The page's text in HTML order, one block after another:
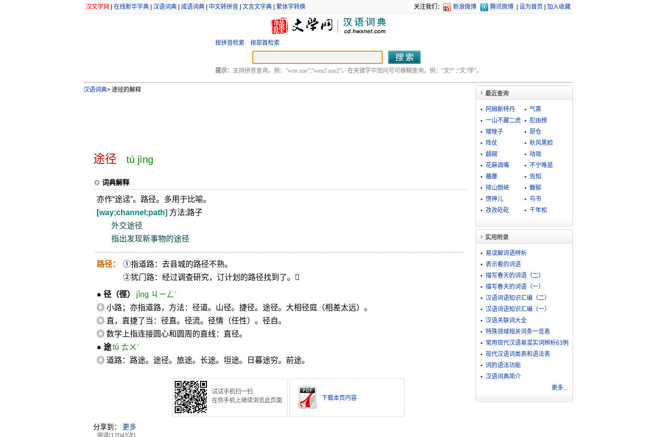
汉文学网 在线新华字典| 汉语词典| 成语词典| 中文转拼音| 文言文字典| 繁体字转换 关注我们： 新浪微博 腾讯微博 设为首页 加入收藏
按拼音检索 按部首检索
提示： 支持拼音查询，例：“wen xue”;“wen2 xue2”。在关键字中加问号可模糊查询，例：“文?” ;“文?学”。
汉语词典>途径的解释
途径 tú jìng
词典解释
亦作“途迳”。路径。多用于比喻。
[way;channel;path] 方法;路子
外交途径
指出发现新事物的途径
路径：
①指道路：去县城的路径不熟。
②犹门路：经过调查研究，订计划的路径找到了。
● 径（徑）
jìng ㄐㄧㄥˋ
◎ 小路；亦指道路，方法：径道。山径。捷径。途径。大相径庭（相差太远）。
◎ 直，直捷了当：径直。径流。径情（任性）。径自。
◎ 数学上指连接圆心和圆周的直线：直径。
● 途 tú ㄊㄨˊ
◎ 道路：路途。途径。旅途。长途。坦途。日暮途穷。前途。
试试手机扫一扫
在你手机上继续浏览此页面
下载本页内容
分享到： 更多
阅读(17043次)
最近查询
阿姆斯特丹
气禀
一山不藏二虎
犯由榜
矮矬子
厨仓
阵仗
秋风黑脸
觑觎
咕咙
花麻调嘴
不宁唯是
蘠蘼
告知
排山倒峡
馥郁
愣神儿
鸟书
孜孜矻矻
千年松
实用附录
易误解词语辨析
表示看的词语
描写春天的词语（二）
描写春天的词语（一）
汉语词语知识汇编（二）
汉语词语知识汇编（一）
汉语关联词大全
特殊领域相关词条一览表
常用现代汉语易混实词辨析63例
现代汉语词类表和语法表
词的语法功能
汉语词典简介
更多...